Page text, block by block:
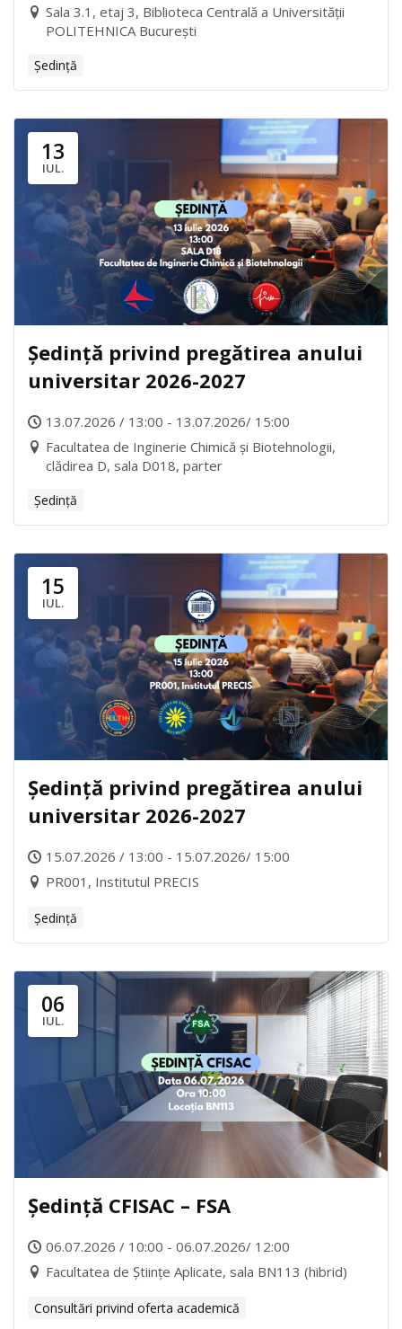
Sala 3.1, etaj 3, Biblioteca Centrală a Universității
POLITEHNICA București
Ședință
13
IUL.
Ședință privind pregătirea anului
universitar 2026-2027
13.07.2026 / 13:00 - 13.07.2026/ 15:00
Facultatea de Inginerie Chimică și Biotehnologii,
clădirea D, sala D018, parter
Ședință
15
IUL.
Ședință privind pregătirea anului
universitar 2026-2027
15.07.2026 / 13:00 - 15.07.2026/ 15:00
PR001, Institutul PRECIS
Ședință
06
IUL.
Ședință CFISAC – FSA
06.07.2026 / 10:00 - 06.07.2026/ 12:00
Facultatea de Științe Aplicate, sala BN113 (hibrid)
Consultări privind oferta academică